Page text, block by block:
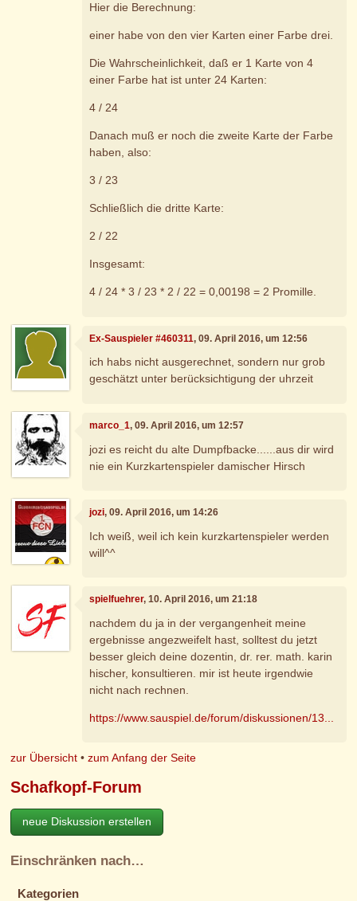
Hier die Berechnung:
einer habe von den vier Karten einer Farbe drei.
Die Wahrscheinlichkeit, daß er 1 Karte von 4
einer Farbe hat ist unter 24 Karten:
4 / 24
Danach muß er noch die zweite Karte der Farbe
haben, also:
3 / 23
Schließlich die dritte Karte:
2 / 22
Insgesamt:
4 / 24 * 3 / 23 * 2 / 22 = 0,00198 = 2 Promille.
Ex-Sauspieler #460311, 09. April 2016, um 12:56
ich habs nicht ausgerechnet, sondern nur grob
geschätzt unter berücksichtigung der uhrzeit
marco_1, 09. April 2016, um 12:57
jozi es reicht du alte Dumpfbacke......aus dir wird
nie ein Kurzkartenspieler damischer Hirsch
jozi, 09. April 2016, um 14:26
Ich weiß, weil ich kein kurzkartenspieler werden
will^^
spielfuehrer, 10. April 2016, um 21:18
nachdem du ja in der vergangenheit meine
ergebnisse angezweifelt hast, solltest du jetzt
besser gleich deine dozentin, dr. rer. math. karin
hischer, konsultieren. mir ist heute irgendwie
nicht nach rechnen.
https://www.sauspiel.de/forum/diskussionen/13...
zur Übersicht •zum Anfang der Seite
Schafkopf-Forum
neue Diskussion erstellen
Einschränken nach…
Kategorien